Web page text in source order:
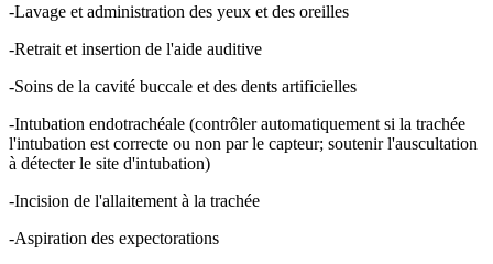
-Lavage et administration des yeux et des oreilles
-Retrait et insertion de l'aide auditive
-Soins de la cavité buccale et des dents artificielles
-Intubation endotrachéale (contrôler automatiquement si la trachée
l'intubation est correcte ou non par le capteur; soutenir l'auscultation
à détecter le site d'intubation)
-Incision de l'allaitement à la trachée
-Aspiration des expectorations